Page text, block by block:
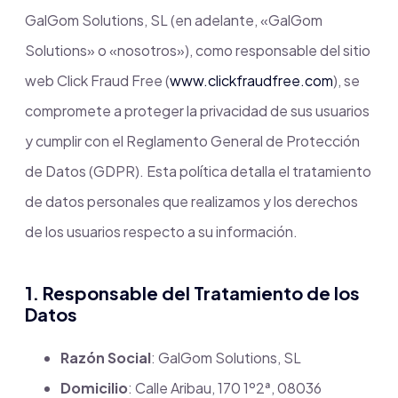
GalGom Solutions, SL (en adelante, «GalGom
Solutions» o «nosotros»), como responsable del sitio
web Click Fraud Free (www.clickfraudfree.com), se
compromete a proteger la privacidad de sus usuarios
y cumplir con el Reglamento General de Protección
de Datos (GDPR). Esta política detalla el tratamiento
de datos personales que realizamos y los derechos
de los usuarios respecto a su información.
1. Responsable del Tratamiento de los
Datos
Razón Social: GalGom Solutions, SL
Domicilio: Calle Aribau, 170 1º2ª, 08036